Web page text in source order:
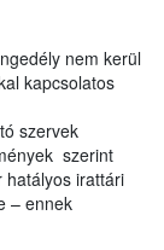
nem kerül
kapcsolatos
szervek
szerint
hatályos irattári
– ennek